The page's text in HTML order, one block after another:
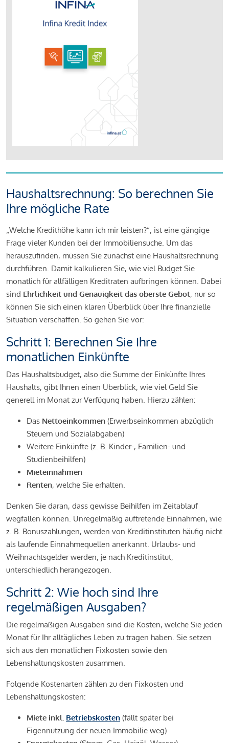
Haushaltsrechnung: So berechnen Sie
Ihre mögliche Rate
„Welche Kredithöhe kann ich mir leisten?“, ist eine gängige
Frage vieler Kunden bei der Immobiliensuche. Um das
herauszufinden, müssen Sie zunächst eine Haushaltsrechnung
durchführen. Damit kalkulieren Sie, wie viel Budget Sie
monatlich für allfälligen Kreditraten aufbringen können. Dabei
sind Ehrlichkeit und Genauigkeit das oberste Gebot, nur so
können Sie sich einen klaren Überblick über Ihre finanzielle
Situation verschaffen. So gehen Sie vor:
Schritt 1: Berechnen Sie Ihre
monatlichen Einkünfte
Das Haushaltsbudget, also die Summe der Einkünfte Ihres
Haushalts, gibt Ihnen einen Überblick, wie viel Geld Sie
generell im Monat zur Verfügung haben. Hierzu zählen:
Das Nettoeinkommen (Erwerbseinkommen abzüglich
Steuern und Sozialabgaben)
Weitere Einkünfte (z. B. Kinder-, Familien- und
Studienbeihilfen)
Mieteinnahmen
Renten, welche Sie erhalten.
Denken Sie daran, dass gewisse Beihilfen im Zeitablauf
wegfallen können. Unregelmäßig auftretende Einnahmen, wie
z. B. Bonuszahlungen, werden von Kreditinstituten häufig nicht
als laufende Einnahmequellen anerkannt. Urlaubs- und
Weihnachtsgelder werden, je nach Kreditinstitut,
unterschiedlich herangezogen.
Schritt 2: Wie hoch sind Ihre
regelmäßigen Ausgaben?
Die regelmäßigen Ausgaben sind die Kosten, welche Sie jeden
Monat für Ihr alltägliches Leben zu tragen haben. Sie setzen
sich aus den monatlichen Fixkosten sowie den
Lebenshaltungskosten zusammen.
Folgende Kostenarten zählen zu den Fixkosten und
Lebenshaltungskosten:
Miete inkl. Betriebskosten (fällt später bei
Eigennutzung der neuen Immobilie weg)